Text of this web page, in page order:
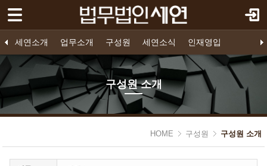
세연소개 업무소개 구성원 세연소식 인재영입
법인소개 오시는 길
프로젝트 파이낸스 구조화금융 기업법무 소송/중재
구성원 소개
공지사항
인재영입 영입공고 지원하기
구성원 소개
HOME 구성원 구성원 소개
로그인 회원가입
세연소개
업무소개
구성원
- 구성원 소개
Sketchbook5, 스케치북5
Sketchbook5, 스케치북5